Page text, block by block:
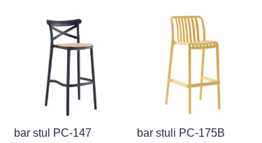
bar stul PC-147 bar stuli PC-175B